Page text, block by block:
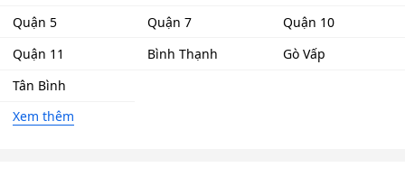
Quận 5
Quận 7
Quận 10
Quận 11
Bình Thạnh
Gò Vấp
Tân Bình
Xem thêm